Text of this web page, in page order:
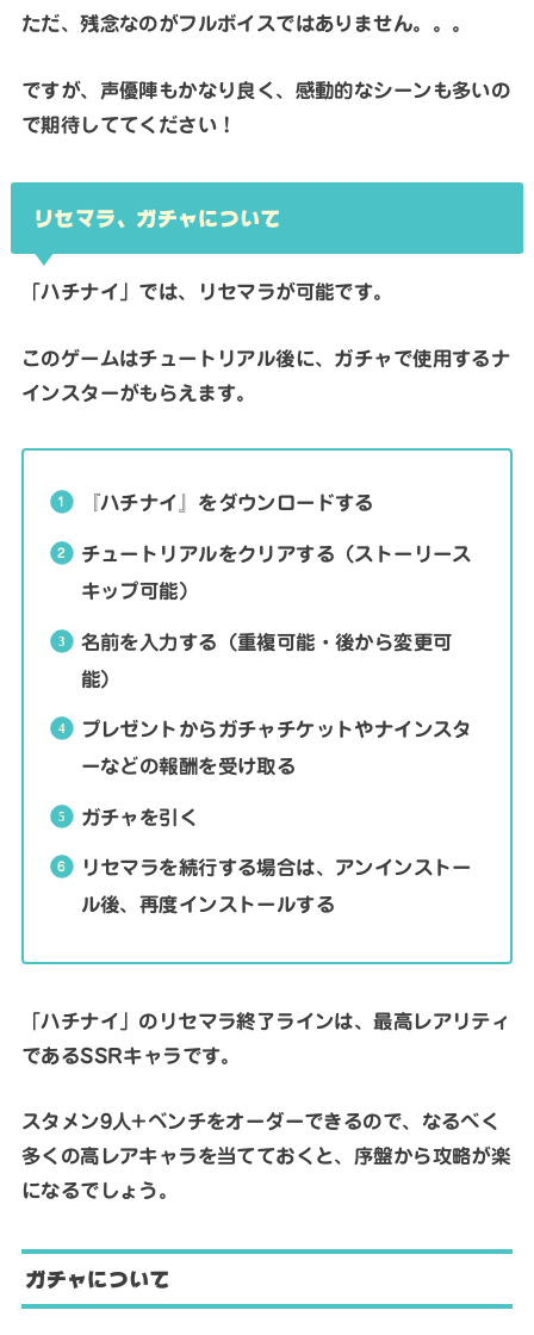
ただ、残念なのがフルボイスではありません。。。
ですが、声優陣もかなり良く、感動的なシーンも多いの
で期待しててください！
リセマラ、ガチャについて
「ハチナイ」では、リセマラが可能です。
このゲームはチュートリアル後に、ガチャで使用するナ
インスターがもらえます。
『ハチナイ』をダウンロードする
チュートリアルをクリアする（ストーリース
キップ可能）
名前を入力する（重複可能・後から変更可
能）
プレゼントからガチャチケットやナインスタ
ーなどの報酬を受け取る
ガチャを引く
リセマラを続行する場合は、アンインストー
ル後、再度インストールする
「ハチナイ」のリセマラ終了ラインは、最高レアリティ
であるSSRキャラです。
スタメン9人+ベンチをオーダーできるので、なるべく
多くの高レアキャラを当てておくと、序盤から攻略が楽
になるでしょう。
ガチャについて